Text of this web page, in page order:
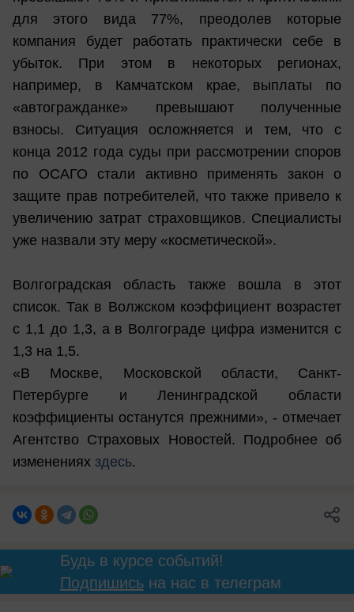
для этого вида 77%, преодолев которые
компания будет работать практически себе в
убыток. При этом в некоторых регионах,
например, в Камчатском крае, выплаты по
«автогражданке» превышают полученные
взносы. Ситуация осложняется и тем, что с
конца 2012 года суды при рассмотрении споров
по ОСАГО стали активно применять закон о
защите прав потребителей, что также привело к
увеличению затрат страховщиков. Специалисты
уже назвали эту меру «косметической».
Волгоградская область также вошла в этот
список. Так в Волжском коэффициент возрастет
с 1,1 до 1,3, а в Волгограде цифра изменится с
1,3 на 1,5.
«В Москве, Московской области, Санкт-
Петербурге и Ленинградской области
коэффициенты останутся прежними», - отмечает
Агентство Страховых Новостей. Подробнее об
изменениях здесь.
Будь в курсе событий!
Подпишисьна нас в телеграм